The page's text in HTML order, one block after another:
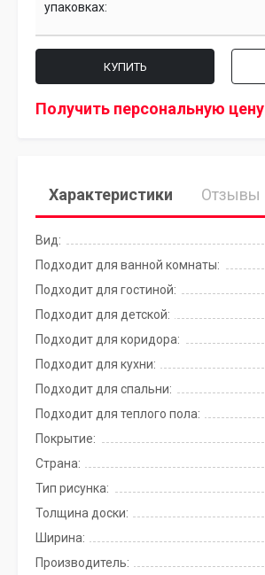
упаковках:
КУПИТЬ
Получить персональную цену
Характеристики Отзывы
Вид:
Подходит для ванной комнаты:
Подходит для гостиной:
Подходит для детской:
Подходит для коридора:
Подходит для кухни:
Подходит для спальни:
Подходит для теплого пола:
Покрытие:
Страна:
Тип рисунка:
Толщина доски:
Ширина:
Производитель: